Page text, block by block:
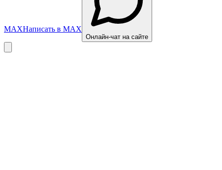
MAXНаписать в MAX
Онлайн-чат на сайте